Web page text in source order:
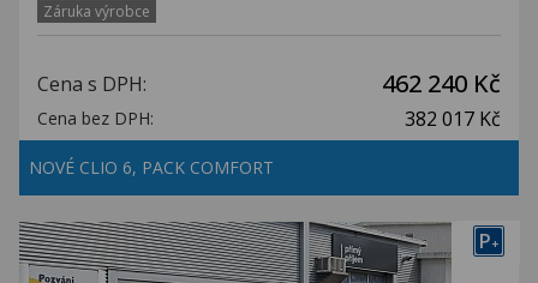
Záruka výrobce
Cena s DPH: 462 240 Kč
Cena bez DPH: 382 017 Kč
NOVÉ CLIO 6, PACK COMFORT
P+